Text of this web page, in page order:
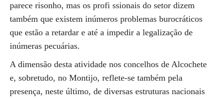
parece risonho, mas os profi ssionais do setor dizem
também que existem inúmeros problemas burocráticos
que estão a retardar e até a impedir a legalização de
inúmeras pecuárias.
A dimensão desta atividade nos concelhos de Alcochete
e, sobretudo, no Montijo, reflete-se também pela
presença, neste último, de diversas estruturas nacionais